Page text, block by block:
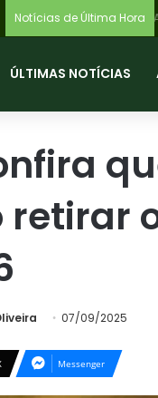
Notícias de Última Hora
ÚLTIMAS NOTÍCIAS
07/09/2025
Messenger